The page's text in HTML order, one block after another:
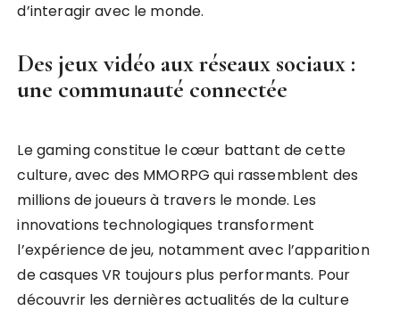
d’interagir avec le monde.
Des jeux vidéo aux réseaux sociaux :
une communauté connectée
Le gaming constitue le cœur battant de cette
culture, avec des MMORPG qui rassemblent des
millions de joueurs à travers le monde. Les
innovations technologiques transforment
l’expérience de jeu, notamment avec l’apparition
de casques VR toujours plus performants. Pour
découvrir les dernières actualités de la culture